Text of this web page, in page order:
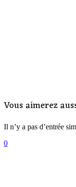
Vous aimerez
Il n’y a pas d’entrée
0